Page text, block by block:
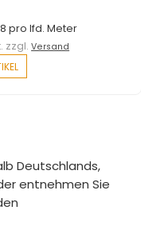
pro lfd. Meter
zzgl.Versand
Deutschlands,
entnehmen Sie